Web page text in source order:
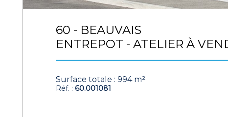
60 - BEAUVAIS
ENTREPOT - ATELIER À
Surface totale : 994 m²
Réf. : 60.001081